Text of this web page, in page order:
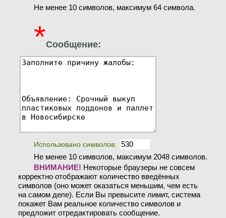
Не менее 10 символов, максимум 64 символа.
*Сообщение:
Использовано символов:
Не менее 10 символов, максимум 2048 символов.
ВНИМАНИЕ! Некоторые браузеры не совсем
корректно отображают количество введённых
символов (оно может оказаться меньшим, чем есть
на самом деле). Если Вы превысите лимит, система
покажет Вам реальное количество символов и
предложит отредактировать сообщение.